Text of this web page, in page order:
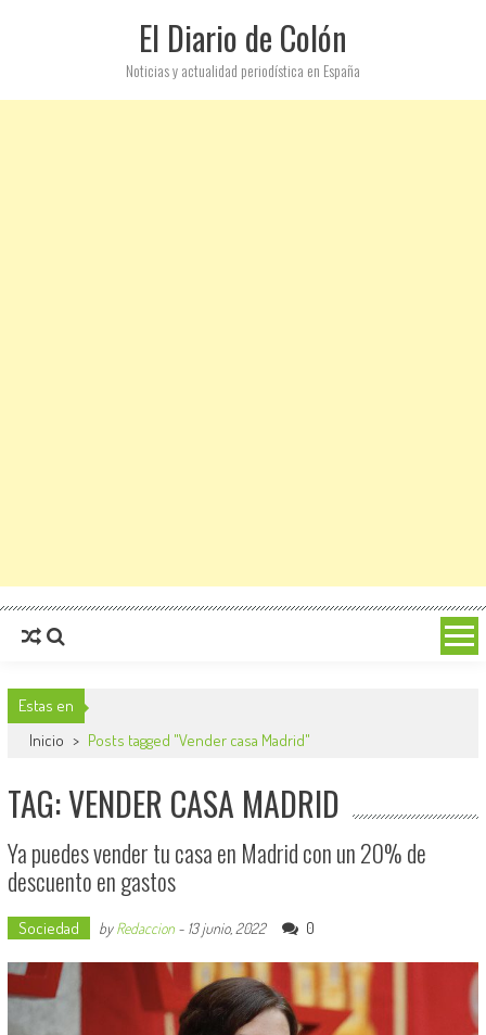
El Diario de Colón
Noticias y actualidad periodística en España
Estas en
Inicio > Posts tagged "Vender casa Madrid"
TAG: VENDER CASA MADRID
Ya puedes vender tu casa en Madrid con un 20% de
descuento en gastos
Sociedad byRedaccion- 13 junio, 2022 0